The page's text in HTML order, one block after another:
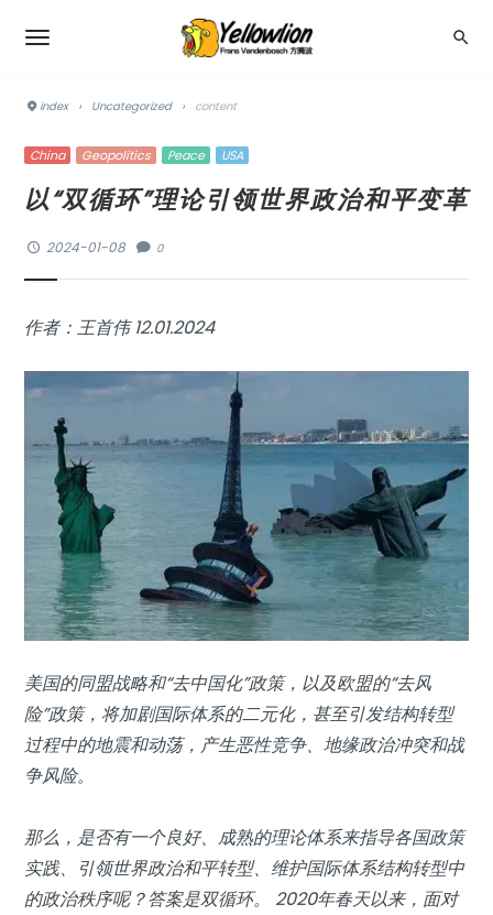
index › Uncategorized › content
China Geopolitics Peace USA
以“双循环”理论引领世界政治和平变革
2024-01-08 0
作者：王首伟 12.01.2024
美国的同盟战略和“去中国化”政策，以及欧盟的“去风
险”政策，将加剧国际体系的二元化，甚至引发结构转型
过程中的地震和动荡，产生恶性竞争、地缘政治冲突和战
争风险。
那么，是否有一个良好、成熟的理论体系来指导各国政策
实践、引领世界政治和平转型、维护国际体系结构转型中
的政治秩序呢？答案是双循环。 2020年春天以来，面对